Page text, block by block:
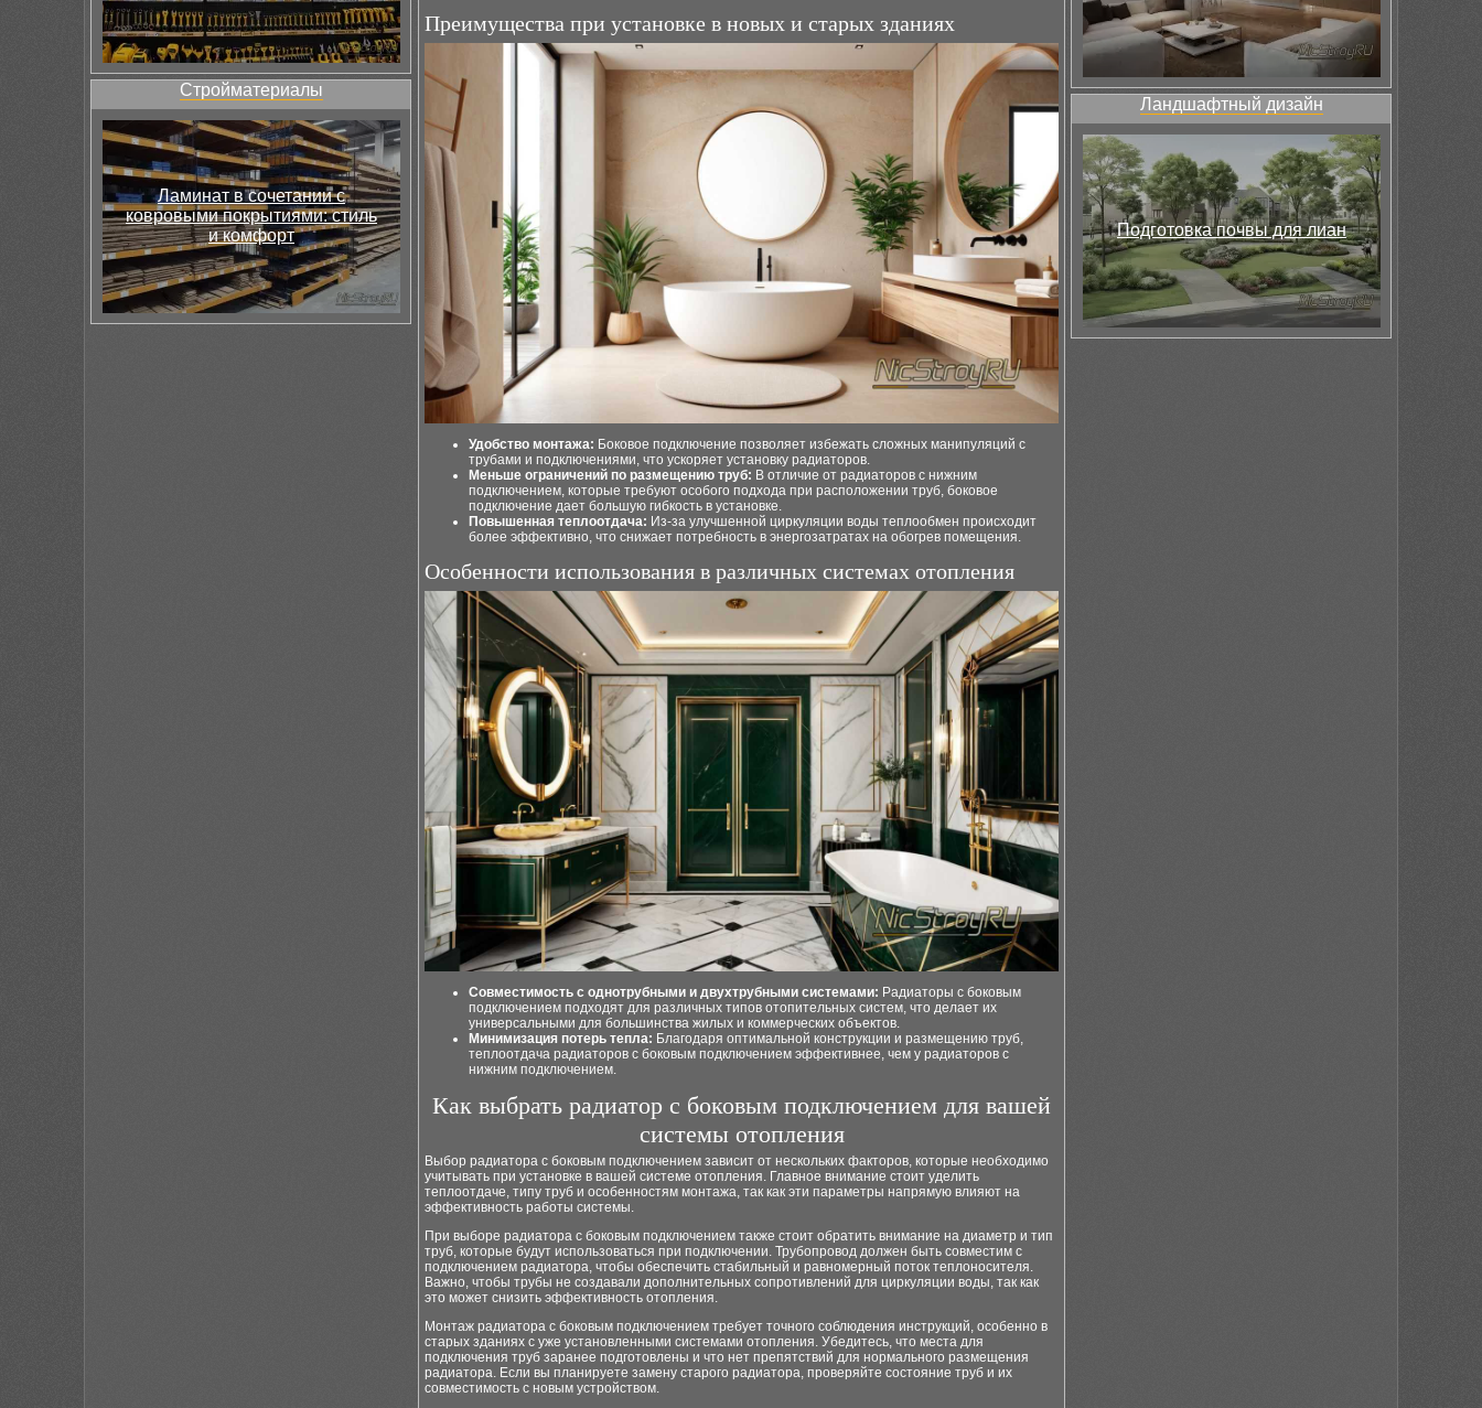
Стройматериалы
Ламинат в сочетании с
ковровыми покрытиями: стиль
и комфорт
Преимущества при установке в новых и старых зданиях
Удобство монтажа: Боковое подключение позволяет избежать сложных манипуляций с
трубами и подключениями, что ускоряет установку радиаторов.
Меньше ограничений по размещению труб: В отличие от радиаторов с нижним
подключением, которые требуют особого подхода при расположении труб, боковое
подключение дает большую гибкость в установке.
Повышенная теплоотдача: Из-за улучшенной циркуляции воды теплообмен происходит
более эффективно, что снижает потребность в энергозатратах на обогрев помещения.
Особенности использования в различных системах отопления
Совместимость с однотрубными и двухтрубными системами: Радиаторы с боковым
подключением подходят для различных типов отопительных систем, что делает их
универсальными для большинства жилых и коммерческих объектов.
Минимизация потерь тепла: Благодаря оптимальной конструкции и размещению труб,
теплоотдача радиаторов с боковым подключением эффективнее, чем у радиаторов с
нижним подключением.
Как выбрать радиатор с боковым подключением для вашей
системы отопления
Выбор радиатора с боковым подключением зависит от нескольких факторов, которые необходимо
учитывать при установке в вашей системе отопления. Главное внимание стоит уделить
теплоотдаче, типу труб и особенностям монтажа, так как эти параметры напрямую влияют на
эффективность работы системы.
При выборе радиатора с боковым подключением также стоит обратить внимание на диаметр и тип
труб, которые будут использоваться при подключении. Трубопровод должен быть совместим с
подключением радиатора, чтобы обеспечить стабильный и равномерный поток теплоносителя.
Важно, чтобы трубы не создавали дополнительных сопротивлений для циркуляции воды, так как
это может снизить эффективность отопления.
Монтаж радиатора с боковым подключением требует точного соблюдения инструкций, особенно в
старых зданиях с уже установленными системами отопления. Убедитесь, что места для
подключения труб заранее подготовлены и что нет препятствий для нормального размещения
радиатора. Если вы планируете замену старого радиатора, проверяйте состояние труб и их
совместимость с новым устройством.
Ландшафтный дизайн
Подготовка почвы для лиан